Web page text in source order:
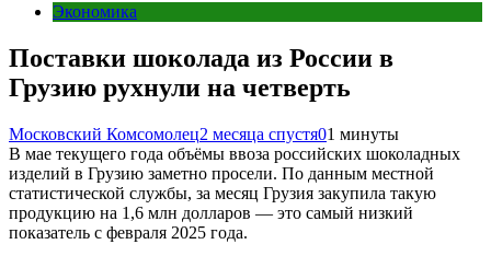
Экономика
Поставки шоколада из России в
Грузию рухнули на четверть
Московский Комсомолец2 месяца спустя01 минуты
В мае текущего года объёмы ввоза российских шоколадных
изделий в Грузию заметно просели. По данным местной
статистической службы, за месяц Грузия закупила такую
продукцию на 1,6 млн долларов — это самый низкий
показатель с февраля 2025 года.